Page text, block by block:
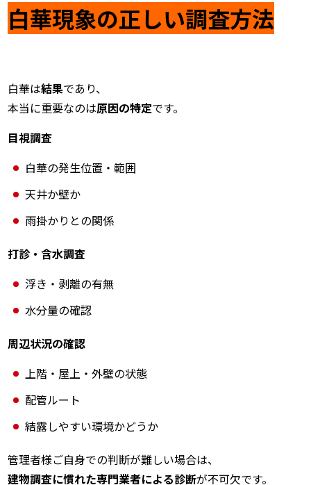
白華現象の正しい調査方法
白華は結果であり、
本当に重要なのは原因の特定です。
目視調査
白華の発生位置・範囲
天井か壁か
雨掛かりとの関係
打診・含水調査
浮き・剥離の有無
水分量の確認
周辺状況の確認
上階・屋上・外壁の状態
配管ルート
結露しやすい環境かどうか
管理者様ご自身での判断が難しい場合は、
建物調査に慣れた専門業者による診断が不可欠です。